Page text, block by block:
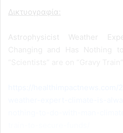
Δικτυογραφία:
Astrophysicist Weather